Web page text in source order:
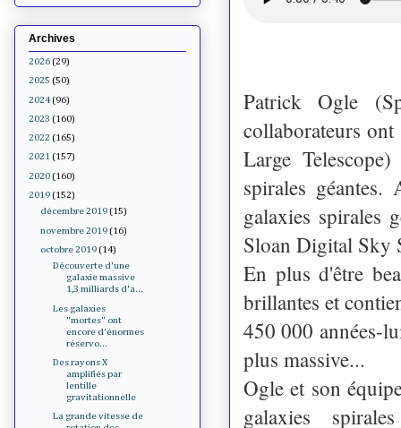
Patrick Ogle
collaborateurs
Large
spirales
galaxies spirales
Sloan Digital Sky
En plus d'être
brillantes et
450 000 années-
plus massive...
Ogle et son
galaxies
Archives
2026 (29)
2025 (50)
2024 (96)
2023 (160)
2022 (165)
2021 (157)
2020 (160)
2019 (152)
décembre 2019 (15)
novembre 2019 (16)
octobre 2019 (14)
Découverte d'une
galaxie massive
1,3 milliards d'a...
Les galaxies
"mortes" ont
encore d'énormes
réservo...
Des rayons X
amplifiés par
lentille
gravitationnelle
La grande vitesse de